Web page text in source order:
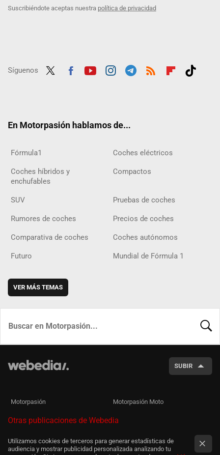
Suscribiéndote aceptas nuestra política de privacidad
Síguenos
En Motorpasión hablamos de...
Fórmula1 Coches eléctricos
Coches híbridos y
enchufables
Compactos
SUV Pruebas de coches
Rumores de coches Precios de coches
Comparativa de coches Coches autónomos
Futuro Mundial de Fórmula 1
VER MÁS TEMAS
SUBIR
Motorpasión Motorpasión Moto
Otras publicaciones de Webedia
Utilizamos cookies de terceros para generar estadísticas de
audiencia y mostrar publicidad personalizada analizando tu